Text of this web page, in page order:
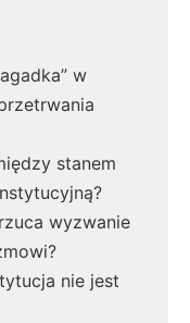
w
stanem
wyzwanie
nie jest